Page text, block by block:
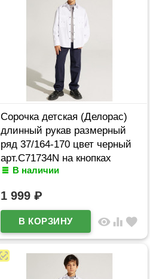
Сорочка детская (Делорас)
длинный рукав размерный
ряд 37/164-170 цвет черный
арт.C71734N на кнопках
В наличии
1 999₽
visibility equalizer favorite